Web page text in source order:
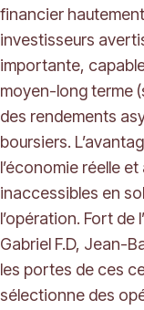
financier
investisseurs
importante,
moyen-long terme
des rendements
boursiers.
l’économie réelle
inaccessibles en
l’opération. Fort de
Gabriel F.D, Jean-
les portes de ces
sélectionne des